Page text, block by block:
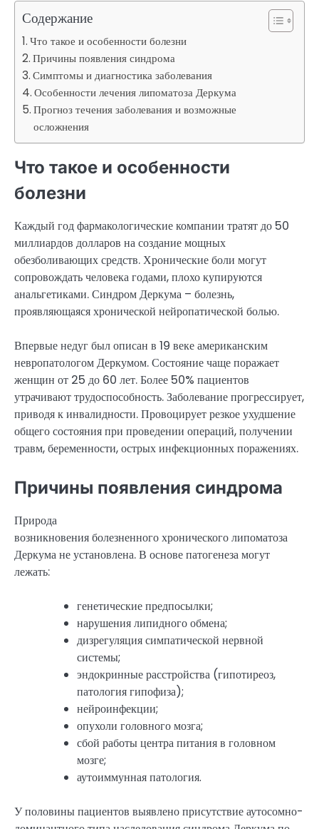
Содержание
Что такое и особенности болезни
Причины появления синдрома
Симптомы и диагностика заболевания
Особенности лечения липоматоза Деркума
Прогноз течения заболевания и возможные
осложнения
Что такое и особенности
болезни
Каждый год фармакологические компании тратят до 50
миллиардов долларов на создание мощных
обезболивающих средств. Хронические боли могут
сопровождать человека годами, плохо купируются
анальгетиками. Синдром Деркума – болезнь,
проявляющаяся хронической нейропатической болью.
Впервые недуг был описан в 19 веке американским
невропатологом Деркумом. Состояние чаще поражает
женщин от 25 до 60 лет. Более 50% пациентов
утрачивают трудоспособность. Заболевание прогрессирует,
приводя к инвалидности. Провоцирует резкое ухудшение
общего состояния при проведении операций, получении
травм, беременности, острых инфекционных поражениях.
Причины появления синдрома
Природа
возникновения болезненного хронического липоматоза
Деркума не установлена. В основе патогенеза могут
лежать:
генетические предпосылки;
нарушения липидного обмена;
дизрегуляция симпатической нервной
системы;
эндокринные расстройства (гипотиреоз,
патология гипофиза);
нейроинфекции;
опухоли головного мозга;
сбой работы центра питания в головном
мозге;
аутоиммунная патология.
У половины пациентов выявлено присутствие аутосомно-